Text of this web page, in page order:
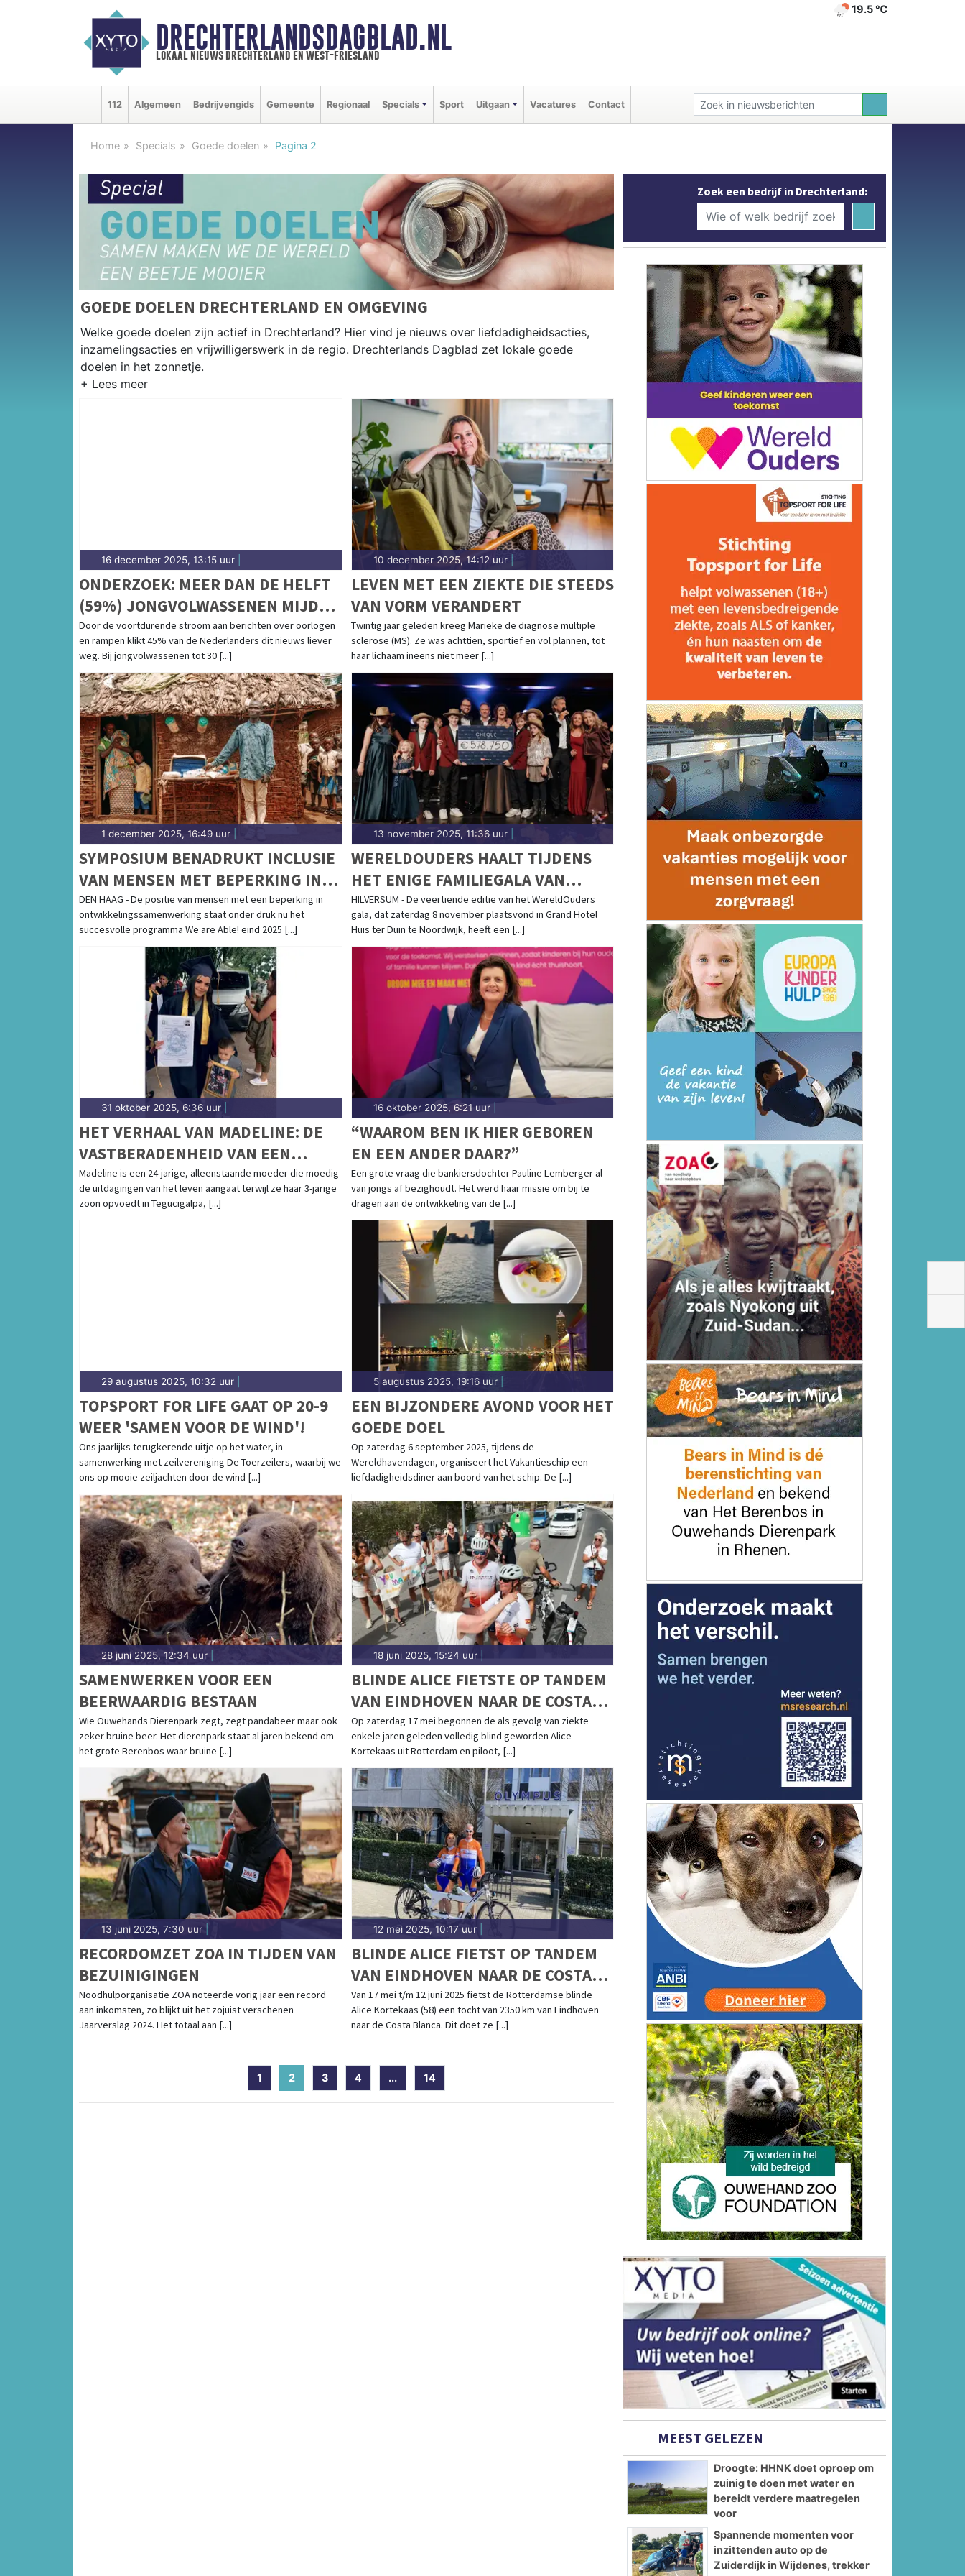
DRECHTERLANDSDAGBLAD.NL
lokaal nieuws drechterland en west-friesland
19.5 ℃
112 Algemeen Bedrijvengids Gemeente Regionaal Specials Sport Uitgaan Vacatures Contact
Home Specials Goede doelen Pagina 2
GOEDE DOELEN DRECHTERLAND EN OMGEVING
Welke goede doelen zijn actief in Drechterland? Hier vind je nieuws over liefdadigheidsacties,
inzamelingsacties en vrijwilligerswerk in de regio. Drechterlands Dagblad zet lokale goede
doelen in het zonnetje.
16 december 2025, 13:15 uur
ONDERZOEK: MEER DAN DE HELFT
(59%) JONGVOLWASSENEN MIJDT
HET LIEFST OORLOGSNIEUWS
Door de voortdurende stroom aan berichten over oorlogen
en rampen klikt 45% van de Nederlanders dit nieuws liever
weg. Bij jongvolwassenen tot 30 [...]
10 december 2025, 14:12 uur|
LEVEN MET EEN ZIEKTE DIE STEEDS
VAN VORM VERANDERT
Twintig jaar geleden kreeg Marieke de diagnose multiple
sclerose (MS). Ze was achttien, sportief en vol plannen, tot
haar lichaam ineens niet meer [...]
1 december 2025, 16:49 uur
SYMPOSIUM BENADRUKT INCLUSIE
VAN MENSEN MET BEPERKING IN
ONTWIKKELINGSBELEID
DEN HAAG - De positie van mensen met een beperking in
ontwikkelingssamenwerking staat onder druk nu het
succesvolle programma We are Able! eind 2025 [...]
13 november 2025, 11:36 uur|
WERELDOUDERS HAALT TIJDENS
HET ENIGE FAMILIEGALA VAN
NEDERLAND €578.750,- OP OM DE
STROOM VAN UITHUISPLAATSING
IN BOLIVIA EN PERU TE
DOORBREKEN
HILVERSUM - De veertiende editie van het WereldOuders
gala, dat zaterdag 8 november plaatsvond in Grand Hotel
Huis ter Duin te Noordwijk, heeft een [...]
31 oktober 2025, 6:36 uur
HET VERHAAL VAN MADELINE: DE
VASTBERADENHEID VAN EEN
ALLEENSTAANDE MOEDER
Madeline is een 24-jarige, alleenstaande moeder die moedig
de uitdagingen van het leven aangaat terwijl ze haar 3-jarige
zoon opvoedt in Tegucigalpa, [...]
16 oktober 2025, 6:21 uur|
“WAAROM BEN IK HIER GEBOREN
EN EEN ANDER DAAR?”
Een grote vraag die bankiersdochter Pauline Lemberger al
van jongs af bezighoudt. Het werd haar missie om bij te
dragen aan de ontwikkeling van de [...]
29 augustus 2025, 10:32 uur
TOPSPORT FOR LIFE GAAT OP 20-9
WEER 'SAMEN VOOR DE WIND'!
Ons jaarlijks terugkerende uitje op het water, in
samenwerking met zeilvereniging De Toerzeilers, waarbij we
ons op mooie zeiljachten door de wind [...]
5 augustus 2025, 19:16 uur|
EEN BIJZONDERE AVOND VOOR HET
GOEDE DOEL
Op zaterdag 6 september 2025, tijdens de
Wereldhavendagen, organiseert het Vakantieschip een
liefdadigheidsdiner aan boord van het schip. De [...]
28 juni 2025, 12:34 uur
SAMENWERKEN VOOR EEN
BEERWAARDIG BESTAAN
Wie Ouwehands Dierenpark zegt, zegt pandabeer maar ook
zeker bruine beer. Het dierenpark staat al jaren bekend om
het grote Berenbos waar bruine [...]
18 juni 2025, 15:24 uur|
BLINDE ALICE FIETSTE OP TANDEM
VAN EINDHOVEN NAAR DE COSTA
BLANCA
Op zaterdag 17 mei begonnen de als gevolg van ziekte
enkele jaren geleden volledig blind geworden Alice
Kortekaas uit Rotterdam en piloot, [...]
13 juni 2025, 7:30 uur
RECORDOMZET ZOA IN TIJDEN VAN
BEZUINIGINGEN
Noodhulporganisatie ZOA noteerde vorig jaar een record
aan inkomsten, zo blijkt uit het zojuist verschenen
Jaarverslag 2024. Het totaal aan [...]
12 mei 2025, 10:17 uur|
BLINDE ALICE FIETST OP TANDEM
VAN EINDHOVEN NAAR DE COSTA
BLANCA
Van 17 mei t/m 12 juni 2025 fietst de Rotterdamse blinde
Alice Kortekaas (58) een tocht van 2350 km van Eindhoven
naar de Costa Blanca. Dit doet ze [...]
1 2 (current)
3 4 ... 14
Zoek een bedrijf in Drechterland:
MEEST GELEZEN
Droogte: HHNK doet oproep om
zuinig te doen met water en
bereidt verdere maatregelen
voor
Spannende momenten voor
inzittenden auto op de
Zuiderdijk in Wijdenes, trekker